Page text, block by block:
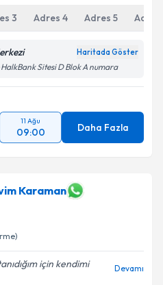
3 Adres 4 Adres 5 Adres
Haritada Göster
HalkBank Sitesi D Blok A numara
11 Ağu
09:00 Daha Fazla
Karaman
için kendimi
Devamı